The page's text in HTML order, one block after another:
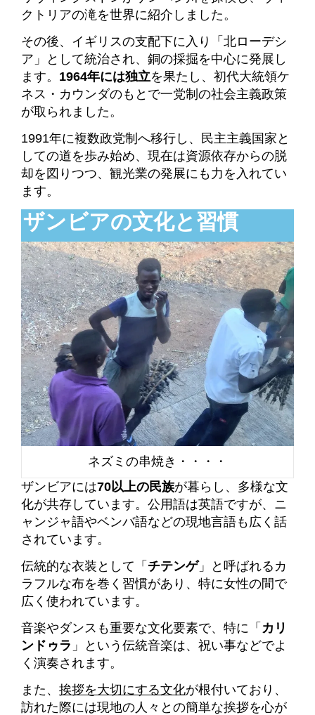
クトリアの滝を世界に紹介しました。
その後、イギリスの支配下に入り「北ローデシ
ア」として統治され、銅の採掘を中心に発展し
ます。 1964年には独立を果たし、初代大統領ケ
ネス・カウンダのもとで一党制の社会主義政策
が取られました。
1991年に複数政党制へ移行し、民主主義国家と
しての道を歩み始め、現在は資源依存からの脱
却を図りつつ、観光業の発展にも力を入れてい
ます。
ザンビアの文化と習慣
ネズミの串焼き・・・・
ザンビアには70以上の民族が暮らし、多様な文
化が共存しています。 公用語は英語ですが、ニ
ャンジャ語やベンバ語などの現地言語も広く話
されています。
伝統的な衣装として「 チテンゲ」と呼ばれるカ
ラフルな布を巻く習慣があり、特に女性の間で
広く使われています。
音楽やダンスも重要な文化要素で、特に「 カリ
ンドゥラ 」という伝統音楽は、祝い事などでよ
く演奏されます。
また、 挨拶を大切にする文化が根付いており、
訪れた際には現地の人々との簡単な挨拶を心が